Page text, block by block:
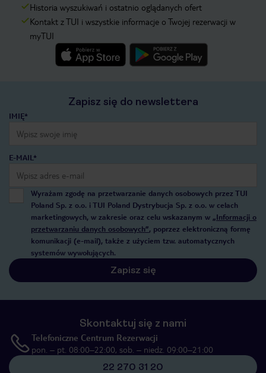
Historia wyszukiwań i ostatnio oglądanych ofert
Kontakt z TUI i wszystkie informacje o Twojej rezerwacji w
myTUI
Zapisz się do newslettera
IMIĘ*
E-MAIL*
Wyrażam zgodę na przetwarzanie danych osobowych przez TUI
Poland Sp. z o.o. i TUI Poland Dystrybucja Sp. z o.o. w celach
marketingowych, w zakresie oraz celu wskazanym w „Informacji o
przetwarzaniu danych osobowych”, poprzez elektroniczną formę
komunikacji (e-mail), także z użyciem tzw. automatycznych
systemów wywołujących.
Zapisz się
Skontaktuj się z nami
Telefoniczne Centrum Rezerwacji
pon. – pt. 08:00–22:00, sob. – niedz. 09:00–21:00
22 270 31 20